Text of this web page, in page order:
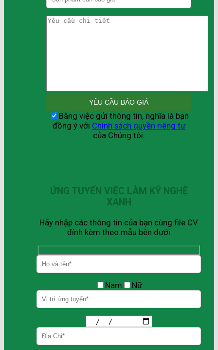
Bằng việc gửi thông tin, nghĩa là bạn
đồng ý với Chính sách quyền riêng tư
của Chúng tôi.
ỨNG TUYỂN VIỆC LÀM KỸ NGHỆ
XANH
Hãy nhập các thông tin của bạn cùng file CV
đính kèm theo mẫu bên dưới
Nam Nữ